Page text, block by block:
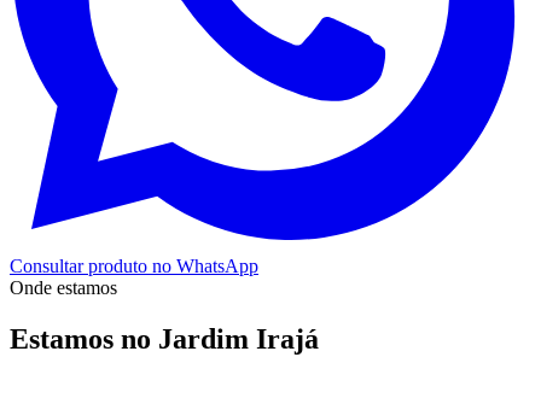
Consultar produto no WhatsApp
Onde estamos
Estamos no Jardim Irajá